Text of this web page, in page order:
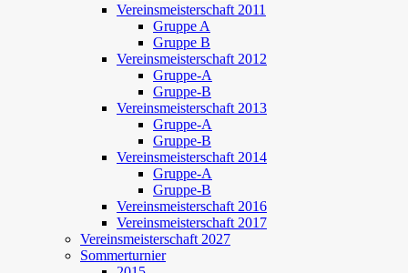
Vereinsmeisterschaft 2011
Gruppe A
Gruppe B
Vereinsmeisterschaft 2012
Gruppe-A
Gruppe-B
Vereinsmeisterschaft 2013
Gruppe-A
Gruppe-B
Vereinsmeisterschaft 2014
Gruppe-A
Gruppe-B
Vereinsmeisterschaft 2016
Vereinsmeisterschaft 2017
Vereinsmeisterschaft 2027
Sommerturnier